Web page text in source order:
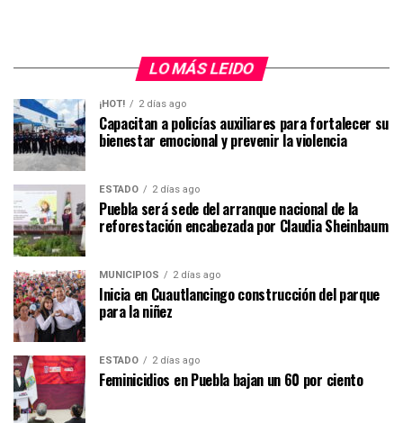
LO MÁS LEIDO
¡HOT! 2 días ago
Capacitan a policías auxiliares para fortalecer su
bienestar emocional y prevenir la violencia
ESTADO 2 días ago
Puebla será sede del arranque nacional de la
reforestación encabezada por Claudia Sheinbaum
MUNICIPIOS 2 días ago
Inicia en Cuautlancingo construcción del parque
para la niñez
ESTADO 2 días ago
Feminicidios en Puebla bajan un 60 por ciento